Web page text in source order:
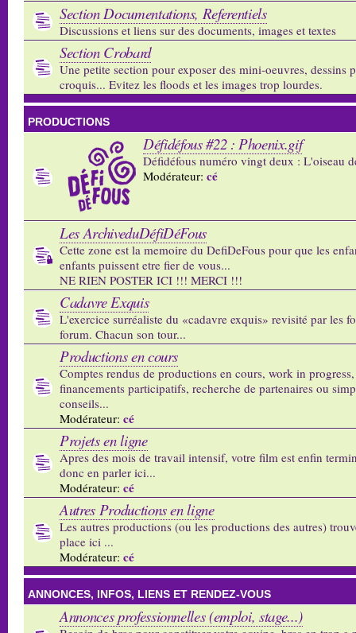
Section Documentations, Referentiels
Discussions et liens sur des documents, images et textes
Section Crobard
Une petite section pour exposer des mini-oeuvres, dessins
croquis... Evitez les floods et les images trop lourdes.
PRODUCTIONS
Défidéfous #22 : Phoenix.gif
Défidéfous numéro vingt deux : L'oiseau
Modérateur: cé
Les ArchiveduDéfiDéFous
Cette zone est la memoire du DefiDeFous pour que les
enfants puissent etre fier de vous...
NE RIEN POSTER ICI !!! MERCI !!!
Cadavre Exquis
L'exercice surréaliste du «cadavre exquis» revisité par les
forum. Chacun son tour...
Productions en cours
Comptes rendus de productions en cours, work in
financements participatifs, recherche de partenaires ou
conseils...
Modérateur: cé
Projets en ligne
Apres des mois de travail intensif, votre film est enfin
donc en parler ici...
Modérateur: cé
Autres Productions en ligne
Les autres productions (ou les productions des autres)
place ici ...
Modérateur: cé
ANNONCES, INFOS, LIENS ET RENDEZ-VOUS
Annonces professionnelles (emploi, stage...)